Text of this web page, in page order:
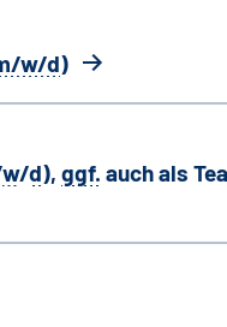
w/d)
w/d), ggf. auch als